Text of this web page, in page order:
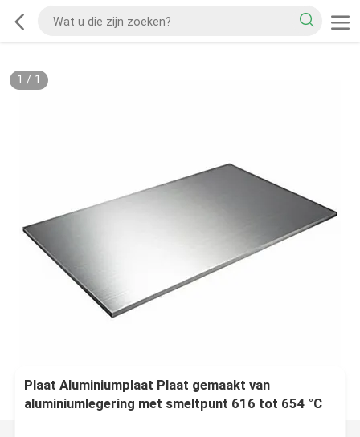
1 / 1
Plaat Aluminiumplaat Plaat gemaakt van
aluminiumlegering met smeltpunt 616 tot 654 °C